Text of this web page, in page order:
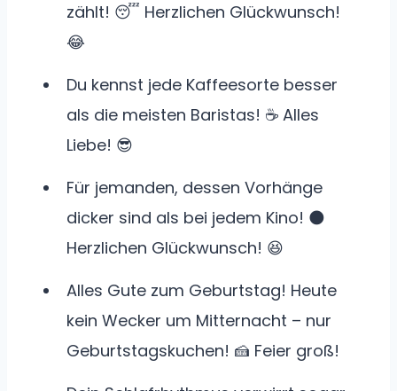
zählt! 😴 Herzlichen Glückwunsch!
😂
Du kennst jede Kaffeesorte besser
als die meisten Baristas! ☕ Alles
Liebe! 😎
Für jemanden, dessen Vorhänge
dicker sind als bei jedem Kino! 🌑
Herzlichen Glückwunsch! 😆
Alles Gute zum Geburtstag! Heute
kein Wecker um Mitternacht – nur
Geburtstagskuchen! 🍰 Feier groß!